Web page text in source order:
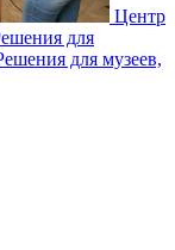
Центр
для
для музеев,